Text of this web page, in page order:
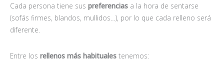
Cada persona tiene sus preferencias a la hora de sentarse
(sofás firmes, blandos, mullidos…), por lo que cada relleno será
diferente.
Entre los rellenos más habituales tenemos: